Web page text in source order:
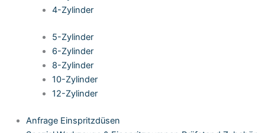
4-Zylinder
5-Zylinder
6-Zylinder
8-Zylinder
10-Zylinder
12-Zylinder
Anfrage Einspritzdüsen